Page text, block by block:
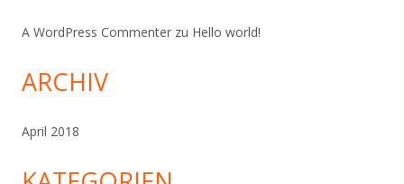
A WordPress Commenter zu Hello world!
ARCHIV
April 2018